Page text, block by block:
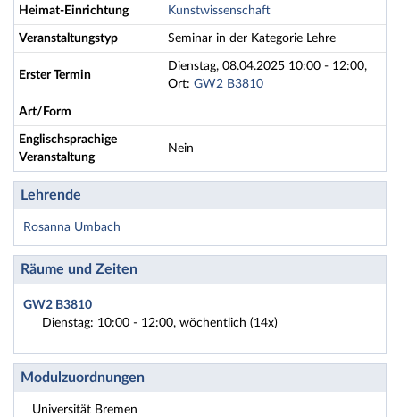
Heimat-Einrichtung Kunstwissenschaft
Veranstaltungstyp Seminar in der Kategorie Lehre
Erster Termin
Dienstag, 08.04.2025 10:00 - 12:00,
Ort: GW2 B3810
Art/Form
Englischsprachige
Veranstaltung
Nein
Lehrende
Rosanna Umbach
Räume und Zeiten
GW2 B3810
Dienstag: 10:00 - 12:00, wöchentlich (14x)
Modulzuordnungen
Universität Bremen